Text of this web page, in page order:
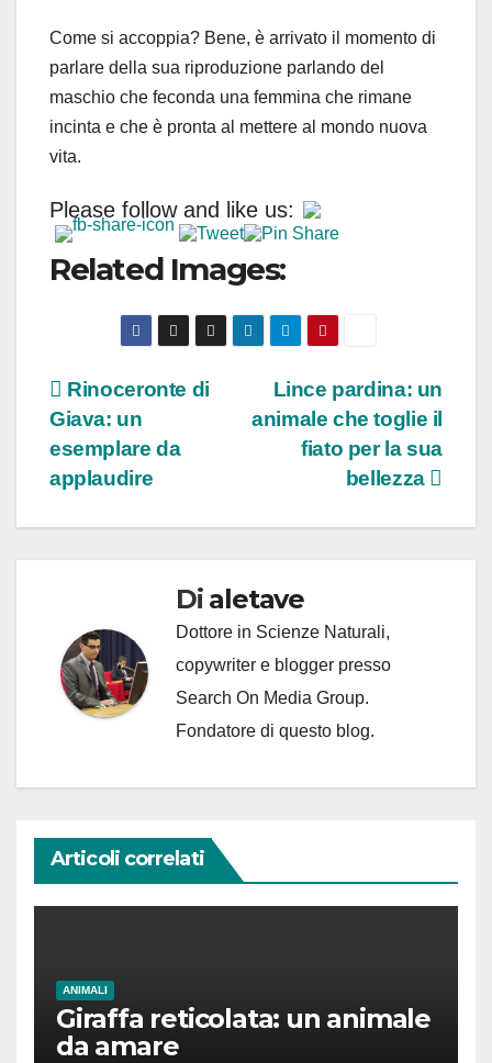
Come si accoppia? Bene, è arrivato il momento di
parlare della sua riproduzione parlando del
maschio che feconda una femmina che rimane
incinta e che è pronta al mettere al mondo nuova
vita.
Please follow and like us:
Related Images:
Navigazione
articoli
Lince pardina: un
animale che toglie il
fiato per la sua
bellezza
Rinoceronte di
Giava: un
esemplare da
applaudire
Di aletave
Dottore in Scienze Naturali,
copywriter e blogger presso
Search On Media Group.
Fondatore di questo blog.
Articoli correlati
ANIMALI
Giraffa reticolata: un animale
da amare